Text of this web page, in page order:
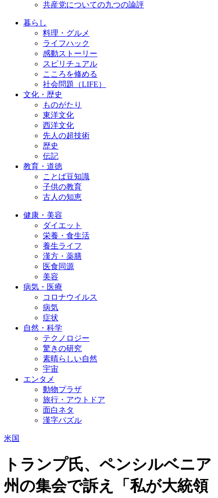
共産党についての九つの論評
暮らし
料理・グルメ
ライフハック
感動ストーリー
スピリチュアル
こころを修める
社会問題（LIFE）
文化・歴史
ものがたり
東洋文化
西洋文化
先人の超技術
歴史
伝記
教育・道徳
ことば豆知識
子供の教育
古人の知恵
健康・美容
ダイエット
栄養・食生活
養生ライフ
漢方・薬膳
医食同源
美容
病気・医療
コロナウイルス
病気
症状
自然・科学
テクノロジー
驚きの研究
素晴らしい自然
宇宙
エンタメ
動物プラザ
旅行・アウトドア
面白ネタ
漢字パズル
米国
トランプ氏、ペンシルベニア
州の集会で訴え「私が大統領